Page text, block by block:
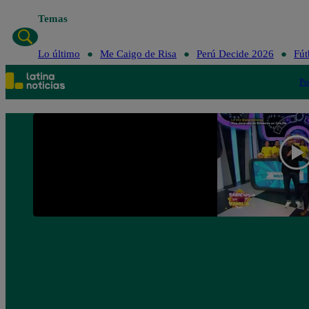
Temas
Lo último Me Caigo de Risa Perú Decide 2026